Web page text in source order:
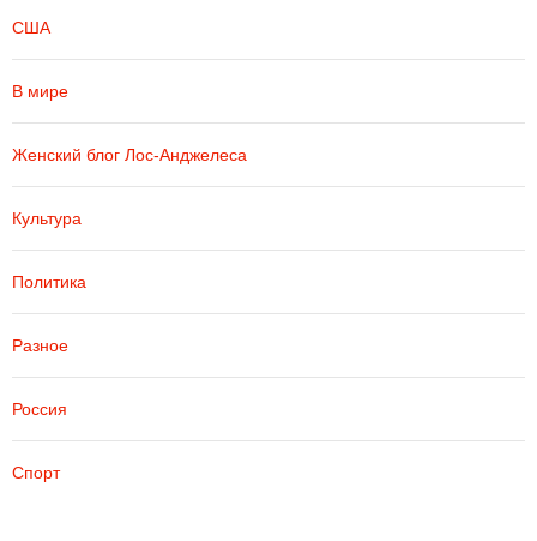
США
В мире
Женский блог Лос-Анджелеса
Культура
Политика
Разное
Россия
Спорт